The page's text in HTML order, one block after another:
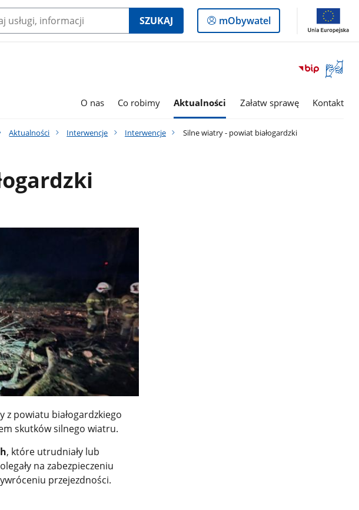
SZUKAJ
Logowanie
do
mObywatel
Otwórz
okno
O nas Co robimy Aktualności Załatw sprawę Kontakt
Aktualności Interwencje Interwencje Silne wiatry - powiat białogardzki
z powiatu białogardzkiego
skutków silnego wiatru.
, które utrudniały lub
na zabezpieczeniu
przejezdności.